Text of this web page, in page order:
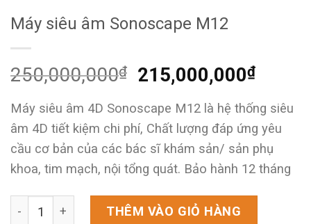
Máy siêu âm Sonoscape M12
250,000,000₫
Giá
gốc
là:
250,000,000₫.
215,000,000₫Giá
hiện
tại
là:
Máy siêu âm 4D Sonoscape M12 là hệ thống siêu
âm 4D tiết kiệm chi phí, Chất lượng đáp ứng yêu
cầu cơ bản của các bác sĩ khám sản/ sản phụ
khoa, tim mạch, nội tổng quát. Bảo hành 12 tháng
Máy siêu âm Sonoscape M12 số lượng
THÊM VÀO GIỎ HÀNG